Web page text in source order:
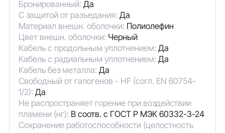
Бронированный: Да
С защитой от разъедания: Да
Материал внешн. оболочки: Полиолефин
Цвет внешн. оболочки: Черный
Кабель с продольным уплотнением: Да
Кабель с радиальным уплотнением: Да
Кабель без металла: Да
Свободный от галогенов - HF (согл. EN 60754-
1/2): Да
Не распространяет горение при воздействии
пламени (нг): В соотв. с ГОСТ Р МЭК 60332-3-24
Сохранение работоспособности (целостность